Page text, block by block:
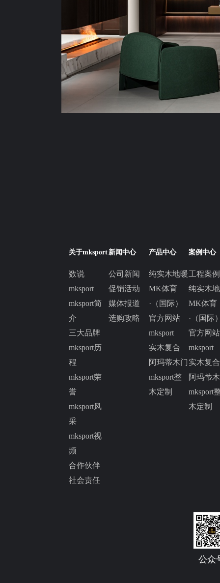
关于mksport
数说
mksport
mksport简
介
三大品牌
mksport历
程
mksport荣
誉
mksport风
采
mksport视
频
合作伙伴
社会责任
新闻中心
公司新闻
促销活动
媒体报道
选购攻略
产品中心
纯实木地暖
MK体育
·（国际）
官方网站
mksport
实木复合
阿玛蒂木门
mksport整
木定制
案例中心
工程案例
纯实木
MK体育
·（国际
官方网站
mksport
实木复合
阿玛蒂
mksport
木定制
公